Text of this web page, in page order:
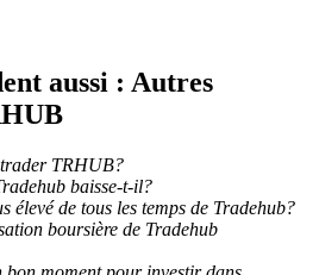
y compris des informations
aussi : Autres
TRHUB?
baisse-t-il?
élevé de tous les temps de Tradehub?
boursière de Tradehub